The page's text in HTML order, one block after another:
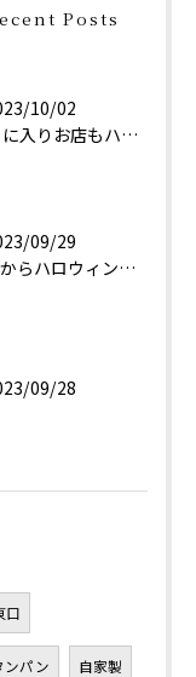
Posts
10/02
10月に入りお店もハロウィン仕様にしております👻
09/29
本日からハロウィン限定商品としておばけパン(チョコレートクリ...
09/28
口
ンパン 自家製